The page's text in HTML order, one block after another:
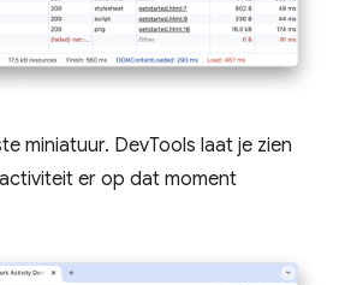
miniatuur. DevTools laat je zien
er op dat moment